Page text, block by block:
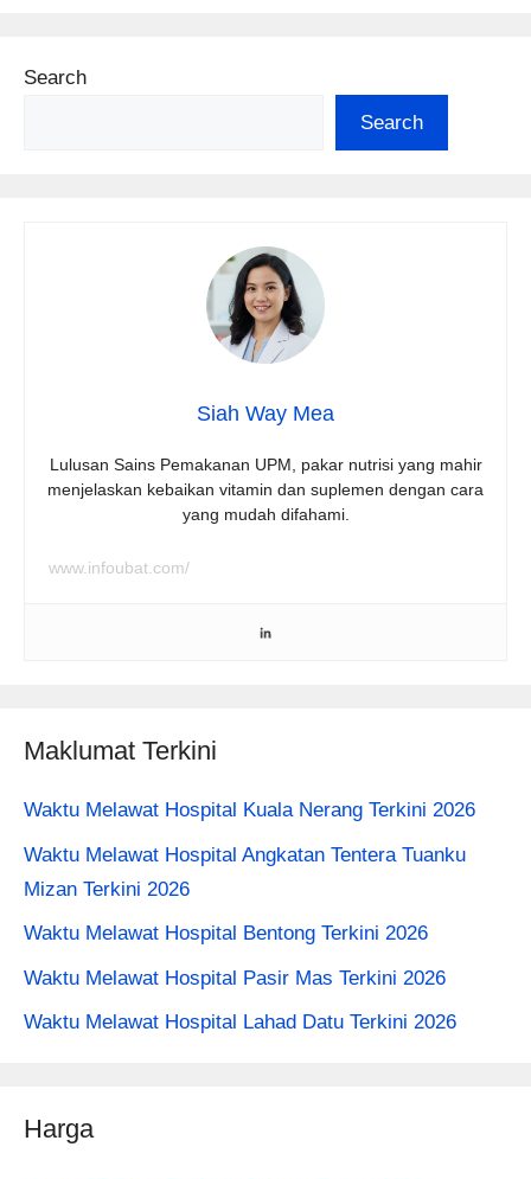
Search
Search
Siah Way Mea
Lulusan Sains Pemakanan UPM, pakar nutrisi yang mahir
menjelaskan kebaikan vitamin dan suplemen dengan cara
yang mudah difahami.
www.infoubat.com/
Maklumat Terkini
Waktu Melawat Hospital Kuala Nerang Terkini 2026
Waktu Melawat Hospital Angkatan Tentera Tuanku
Mizan Terkini 2026
Waktu Melawat Hospital Bentong Terkini 2026
Waktu Melawat Hospital Pasir Mas Terkini 2026
Waktu Melawat Hospital Lahad Datu Terkini 2026
Harga